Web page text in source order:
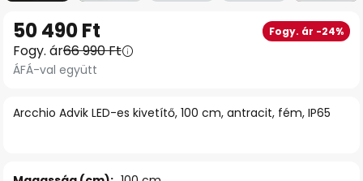
képgaléria
elejére
Arcchio Advik LED-es kivetítő, 100 cm, antracit, fém, IP65
50 490 Ft Fogy. ár -24%
Fogy. ár66 990 Ft
ÁFÁ-val együtt